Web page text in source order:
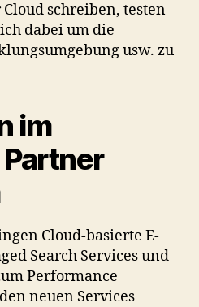
schreiben, testen
dabei um die
usw. zu
im
Cloud-basierte E-
Search Services und
Performance
neuen Services